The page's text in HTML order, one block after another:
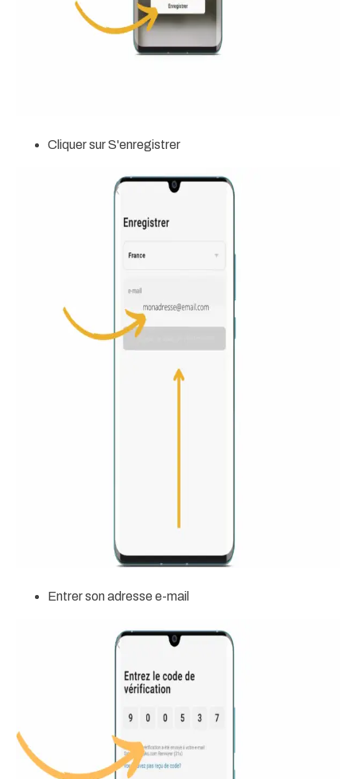
Cliquer sur S'enregistrer
Entrer son adresse e-mail